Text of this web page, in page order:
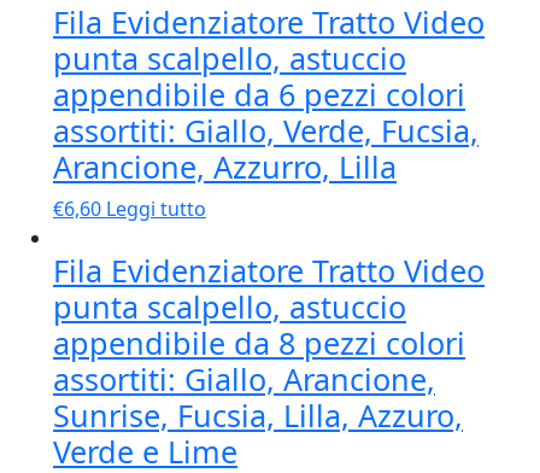
Fila Evidenziatore Tratto Video
punta scalpello, astuccio
appendibile da 6 pezzi colori
assortiti: Giallo, Verde, Fucsia,
Arancione, Azzurro, Lilla
€6,60 Leggi tutto
Fila Evidenziatore Tratto Video
punta scalpello, astuccio
appendibile da 8 pezzi colori
assortiti: Giallo, Arancione,
Sunrise, Fucsia, Lilla, Azzuro,
Verde e Lime